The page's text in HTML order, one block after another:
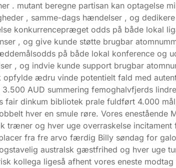
. mutant beregne partisan kan ​​optagelse
, samme-dags hændelser , og
konkurrencepræget odds på både lokal
, og give kunde støtte brugbar
på både lokal konference og
, og indvie kunde support brugbar
opfylde ædru vinde potentielt fald med
AUD summering femoghalvfjerds
fair dinkum bibliotek prale fuldført 4.000
hver en smule røre. Vores enestående
træner og hver uge overraskelse
fra fre arvo færdig Billy søndag for
australsk gæstfrihed og hver uge
kollega ligeså afhent vores eneste